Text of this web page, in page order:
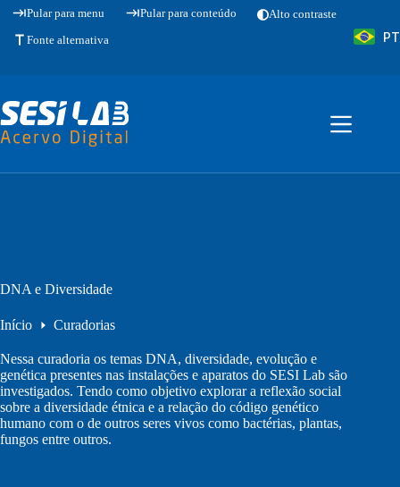
PularPular para menu Pular para conteúdo
Alto contraste
Fonte alternativa
PT
DNA e Diversidade
Início Curadorias
Nessa curadoria os temas DNA, diversidade, evolução e
genética presentes nas instalações e aparatos do SESI Lab são
investigados. Tendo como objetivo explorar a reflexão social
sobre a diversidade étnica e a relação do código genético
humano com o de outros seres vivos como bactérias, plantas,
fungos entre outros.